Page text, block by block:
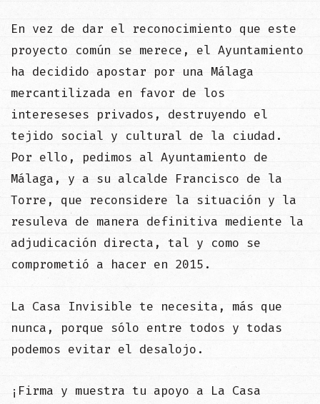
En vez de dar el reconocimiento que este
proyecto común se merece, el Ayuntamiento
ha decidido apostar por una Málaga
mercantilizada en favor de los
intereseses privados, destruyendo el
tejido social y cultural de la ciudad.
Por ello, pedimos al Ayuntamiento de
Málaga, y a su alcalde Francisco de la
Torre, que reconsidere la situación y la
resuleva de manera definitiva mediente la
adjudicación directa, tal y como se
comprometió a hacer en 2015.
La Casa Invisible te necesita, más que
nunca, porque sólo entre todos y todas
podemos evitar el desalojo.
¡Firma y muestra tu apoyo a La Casa